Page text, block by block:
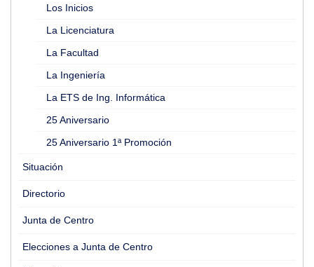
Los Inicios
La Licenciatura
La Facultad
La Ingeniería
La ETS de Ing. Informática
25 Aniversario
25 Aniversario 1ª Promoción
Situación
Directorio
Junta de Centro
Elecciones a Junta de Centro